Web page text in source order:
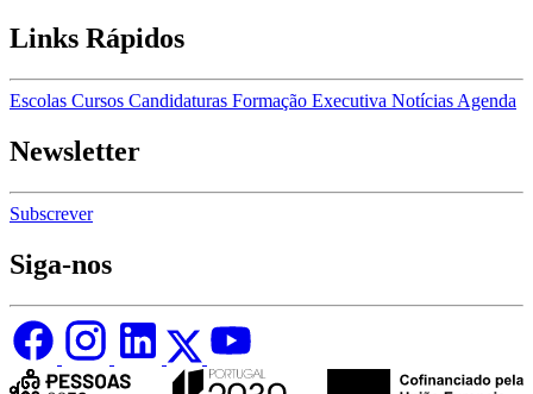
Links Rápidos
Escolas Cursos Candidaturas Formação Executiva Notícias Agenda
Newsletter
Subscrever
Siga-nos